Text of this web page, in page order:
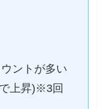
ントが多い
上昇)※3回